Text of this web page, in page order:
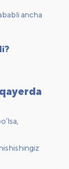
ancha